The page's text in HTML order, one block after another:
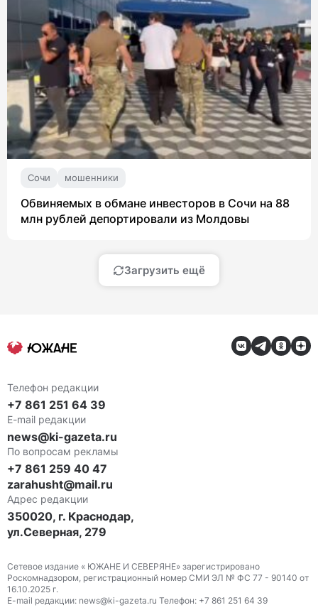
Сочи мошенники
Обвиняемых в обмане инвесторов в Сочи на 88
млн рублей депортировали из Молдовы
Загрузить ещё
Телефон редакции
+7 861 251 64 39
E-mail редакции
news@ki-gazeta.ru
По вопросам рекламы
+7 861 259 40 47
zarahusht@mail.ru
Адрес редакции
350020, г. Краснодар,
ул.Северная, 279
Сетевое издание « ЮЖАНЕ И СЕВЕРЯНЕ» зарегистрировано
Роскомнадзором, регистрационный номер СМИ ЭЛ № ФС 77 - 90140 от
16.10.2025 г.
E-mail редакции: news@ki-gazeta.ru Телефон: +7 861 251 64 39